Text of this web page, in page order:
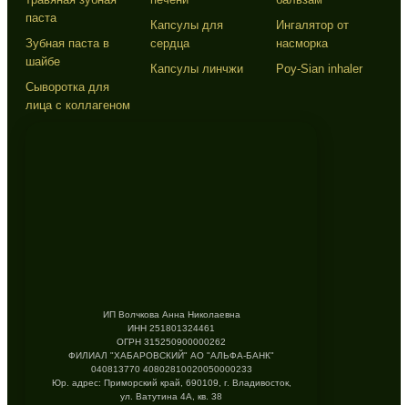
паста
Зубная паста в
шайбе
Сыворотка для
лица с коллагеном
Капсулы для
сердца
Капсулы линчжи
Ингалятор от
насморка
Poy-Sian inhaler
ИП Волчкова Анна Николаевна
ИНН 251801324461
ОГРН 315250900000262
ФИЛИАЛ "ХАБАРОВСКИЙ" АО "АЛЬФА-БАНК"
040813770 40802810020050000233
Юр. адрес: Приморский край, 690109, г. Владивосток,
ул. Ватутина 4А, кв. 38